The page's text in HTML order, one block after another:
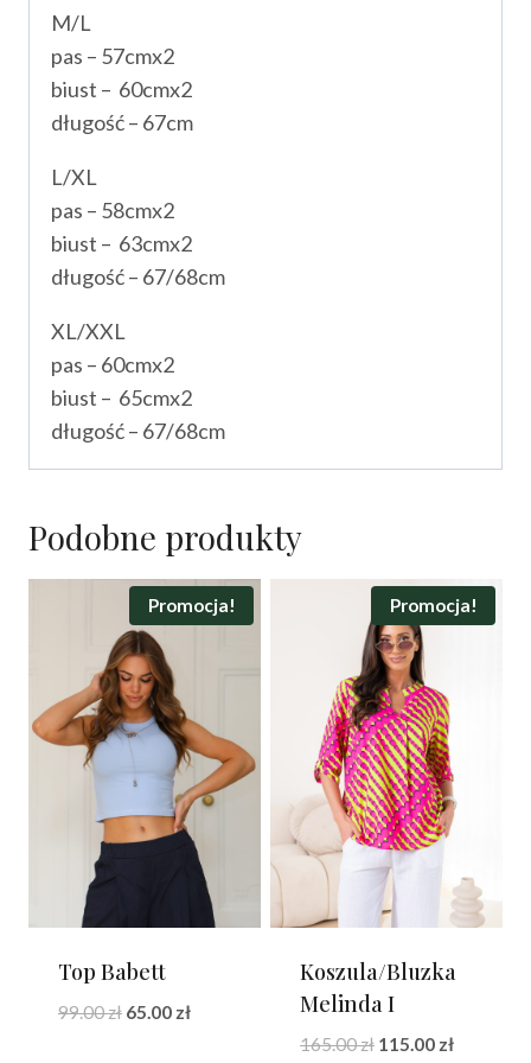
M/L
pas – 57cmx2
biust – 60cmx2
długość – 67cm
L/XL
pas – 58cmx2
biust – 63cmx2
długość – 67/68cm
XL/XXL
pas – 60cmx2
biust – 65cmx2
długość – 67/68cm
Podobne produkty
Promocja!
Top Babett
99.00zł Pierwotna
65.00 złAktualna
Promocja!
Koszula/Bluzka
Melinda I
165.00zł Pierwotna
115.00 złAktualna